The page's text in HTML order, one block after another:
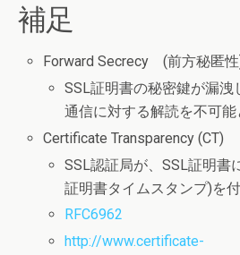
補足
Forward Secrecy (前方秘匿
SSL証明書の秘密鍵が漏洩
通信に対する解読を不可能
Certificate Transparency (CT)
SSL認証局が、SSL証明書
証明書タイムスタンプ)を
RFC6962
http://www.certificate-